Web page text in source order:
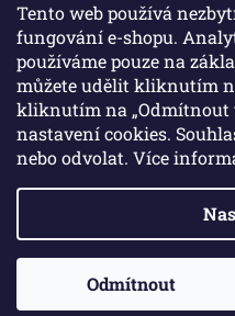
Tento web používá
fungování e-shopu.
používáme pouze na
můžete udělit kliknutím
kliknutím na „Odmítnout
nastavení cookies.
nebo odvolat. Více
Odmítnout
Instagram
Copyright 2026Colibri
Upravit